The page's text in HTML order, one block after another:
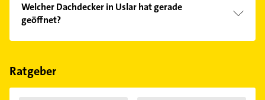
Kundenmeinungen und profitieren Sie von den
Empfehlungen. Die Suchergebnisse können Sie sich
einfach nachBewertungensortiert anzeigen lassen.
Welcher Dachdecker in Uslar hat gerade
geöffnet?
Im Anbieter-Bereich finden Sie alleÖffnungszeiten.
Feiertagen abweichen können.
Ratgeber